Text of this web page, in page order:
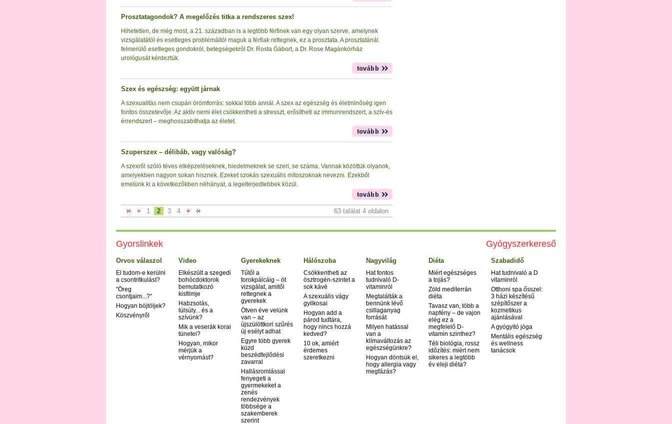
Prosztatagondok? A megelőzés titka a rendszeres szex!
Hihetetlen, de még most, a 21. században is a legtöbb férfinek van egy olyan szerve, amelynek
vizsgálatától és esetleges problémáitól maguk a férfiak rettegnek, ez a prosztata. A prosztatánál
felmerülő esetleges gondokról, betegségekről Dr. Rosta Gábort, a Dr. Rose Magánkórház
urológusát kérdeztük.
Szex és egészség: együtt járnak
A szexualitás nem csupán örömforrás: sokkal több annál. A szex az egészség és életminőség igen
fontos összetevője. Az aktív nemi élet csökkentheti a stresszt, erősítheti az immunrendszert, a szív-és
érrendszert – meghosszabíthatja az életet.
Szuperszex – délibáb, vagy valóság?
A szexről szóló téves elképzeléseknek, hiedelmeknek se szeri, se száma. Vannak közöttük olyanok,
amelyekben nagyon sokan hisznek. Ezeket szokás szexuális mítoszoknak nevezni. Ezekből
emelünk ki a következőkben néhányat, a legelterjedtebbek közül.
1 2 3 4 63 találat 4 oldalon
Gyógyszerkereső
Gyorslinkek
Orvos válaszol
El tudom-e kerülni
a csontritkulást?
"Öreg
csontjaim...?"
Hogyan böjtöljek?
Köszvényről
Video
Elkészült a szegedi
bohócdoktorok
bemutatkozó
kisfilmje
Habzsolás,
túlsúly... és a
szívünk?
Mik a veserák korai
tünetei?
Hogyan, mikor
mérjük a
vérnyomást?
Gyerekeknek
Tűtől a
torokpálcáig – öt
vizsgálat, amitől
rettegnek a
gyerekek
Ötven éve velünk
van – az
újszülöttkori szűrés
új esélyt adhat
Egyre több gyerek
küzd
beszédfejlődési
zavarral
Hallásromlással
fenyegeti a
gyermekeket a
zenés
rendezvények
többsége a
szakemberek
szerint
Hálószoba
Csökkentheti az
ösztrogén-szintet a
sok kávé
A szexuális vágy
gyilkosai
Hogyan add a
párod tudtára,
hogy nincs hozzá
kedved?
10 ok, amiért
érdemes
szeretkezni
Nagyvilág
Hat fontos
tudnivaló D-
vitaminról
Megtalálták a
bennünk lévő
csillaganyag
forrását
Milyen hatással
van a
klímaváltozás az
egészségünkre?
Hogyan döntsük el,
hogy allergia vagy
megfázás?
Diéta
Miért egészséges
a tojás?
Zöld mediterrán
diéta
Tavasz van, több a
napfény – de vajon
elég ez a
megfelelő D-
vitamin szinthez?
Téli biológia, rossz
időzítés: miért nem
sikeres a legtöbb
év eleji diéta?
Szabadidő
Hat tudnivaló a D
vitaminról
Otthoni spa ősszel:
3 házi készítésű
szépítőszer a
kozmetikus
ajánlásával
A gyógyító jóga
Mentális egészség
és wellness
tanácsok